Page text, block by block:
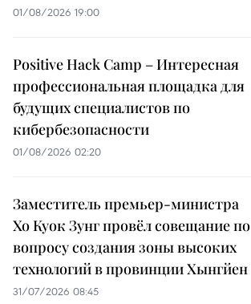
01/08/2026 19:00
Positive Hack Camp – Интересная
профессиональная площадка для
будущих специалистов по
кибербезопасности
01/08/2026 02:20
Заместитель премьер-министра
Хо Куок Зунг провёл совещание по
вопросу создания зоны высоких
технологий в провинции Хынгйен
31/07/2026 08:45